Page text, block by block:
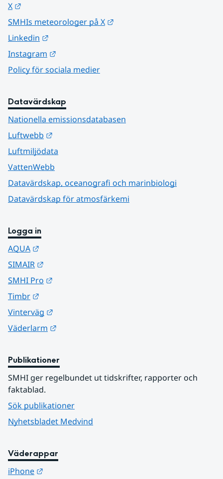
X
SMHIs meteorologer på X
Linkedin
Instagram
Policy för sociala medier
Datavärdskap
Nationella emissionsdatabasen
Luftwebb
Luftmiljödata
VattenWebb
Datavärdskap, oceanografi och marinbiologi
Datavärdskap för atmosfärkemi
Logga in
AQUA
SIMAIR
SMHI Pro
Timbr
Vinterväg
Väderlarm
Publikationer
SMHI ger regelbundet ut tidskrifter, rapporter och
faktablad.
Sök publikationer
Nyhetsbladet Medvind
Väderappar
iPhone